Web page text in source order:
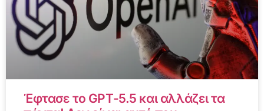
Έφτασε το GPT-5.5 και αλλάζει τα